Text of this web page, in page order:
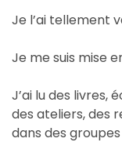
Je l’ai tellement
Je me suis mise
J’ai lu des livres,
des ateliers, des
dans des